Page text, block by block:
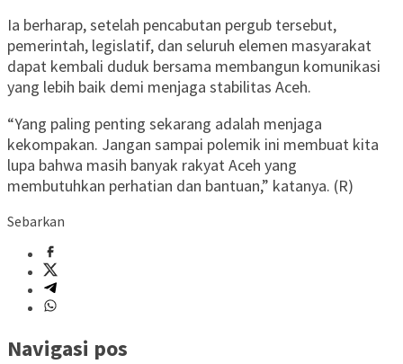
Ia berharap, setelah pencabutan pergub tersebut,
pemerintah, legislatif, dan seluruh elemen masyarakat
dapat kembali duduk bersama membangun komunikasi
yang lebih baik demi menjaga stabilitas Aceh.
“Yang paling penting sekarang adalah menjaga
kekompakan. Jangan sampai polemik ini membuat kita
lupa bahwa masih banyak rakyat Aceh yang
membutuhkan perhatian dan bantuan,” katanya. (R)
Sebarkan
Navigasi pos